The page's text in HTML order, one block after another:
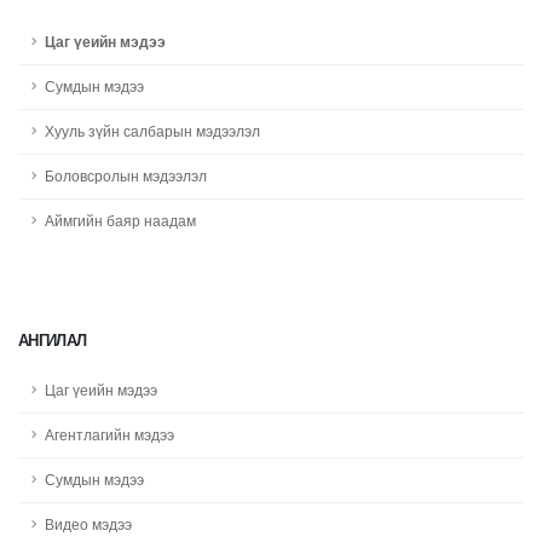
Цаг үеийн мэдээ
Сумдын мэдээ
Хууль зүйн салбарын мэдээлэл
Боловсролын мэдээлэл
Аймгийн баяр наадам
АНГИЛАЛ
Цаг үеийн мэдээ
Агентлагийн мэдээ
Сумдын мэдээ
Видео мэдээ